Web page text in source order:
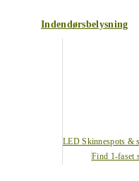
Indendørsbelysning
LED Skinnespots &
Find 1-faset